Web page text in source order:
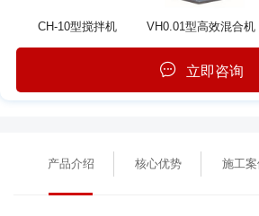
CH-10型搅拌机 VH0.01型高效混合机
立即咨询
产品介绍 核心优势 施工案